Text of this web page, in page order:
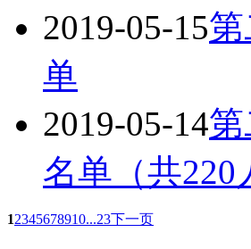
2019-05-15
单
2019-05-14
名单（共220
12345678910...23下一页